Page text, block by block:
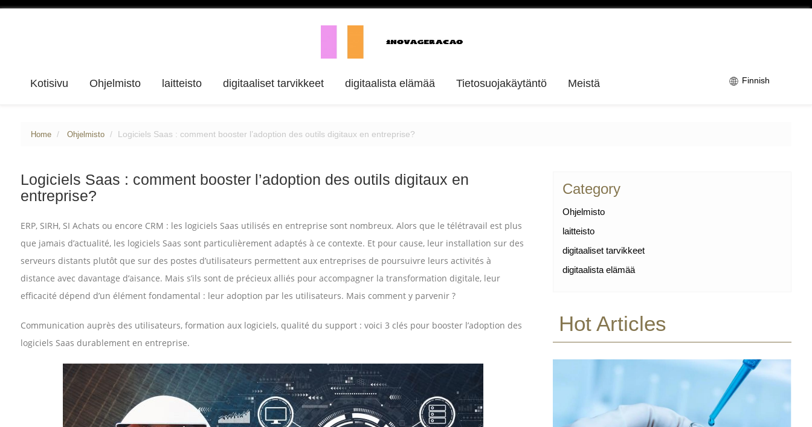
Kotisivu Ohjelmisto laitteisto digitaaliset tarvikkeet digitaalista elämää Tietosuojakäytäntö Meistä Finnish
Home Ohjelmisto Logiciels Saas : comment booster l’adoption des outils digitaux en entreprise?
Logiciels Saas : comment booster l’adoption des outils digitaux en
entreprise?
ERP, SIRH, SI Achats ou encore CRM : les logiciels Saas utilisés en entreprise sont nombreux. Alors que le télétravail est plus
que jamais d’actualité, les logiciels Saas sont particulièrement adaptés à ce contexte. Et pour cause, leur installation sur des
serveurs distants plutôt que sur des postes d’utilisateurs permettent aux entreprises de poursuivre leurs activités à
distance avec davantage d’aisance. Mais s’ils sont de précieux alliés pour accompagner la transformation digitale, leur
efficacité dépend d’un élément fondamental : leur adoption par les utilisateurs. Mais comment y parvenir ?
Communication auprès des utilisateurs, formation aux logiciels, qualité du support : voici 3 clés pour booster l’adoption des
logiciels Saas durablement en entreprise.
Category
Ohjelmisto
laitteisto
digitaaliset tarvikkeet
digitaalista elämää
Hot Articles